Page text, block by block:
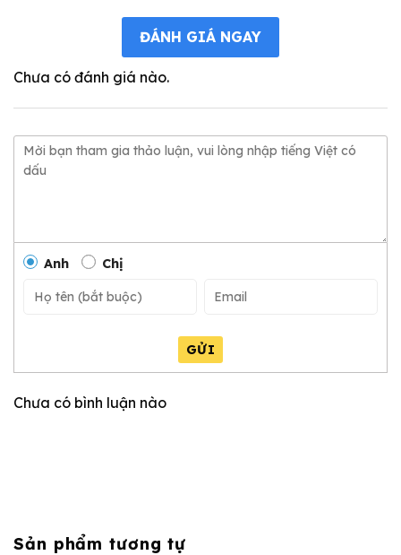
ĐÁNH GIÁ NGAY
Chưa có đánh giá nào.
Anh Chị
GỬI
Chưa có bình luận nào
Sản phẩm tương tự